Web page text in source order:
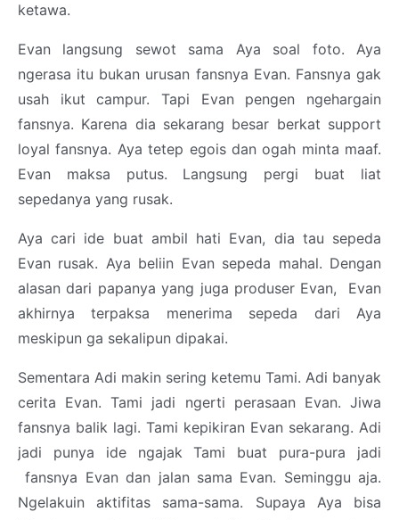
ketawa.
Evan langsung sewot sama Aya soal foto. Aya
ngerasa itu bukan urusan fansnya Evan. Fansnya gak
usah ikut campur. Tapi Evan pengen ngehargain
fansnya. Karena dia sekarang besar berkat support
loyal fansnya. Aya tetep egois dan ogah minta maaf.
Evan maksa putus. Langsung pergi buat liat
sepedanya yang rusak.
Aya cari ide buat ambil hati Evan, dia tau sepeda
Evan rusak. Aya beliin Evan sepeda mahal. Dengan
alasan dari papanya yang juga produser Evan, Evan
akhirnya terpaksa menerima sepeda dari Aya
meskipun ga sekalipun dipakai.
Sementara Adi makin sering ketemu Tami. Adi banyak
cerita Evan. Tami jadi ngerti perasaan Evan. Jiwa
fansnya balik lagi. Tami kepikiran Evan sekarang. Adi
jadi punya ide ngajak Tami buat pura-pura jadi
fansnya Evan dan jalan sama Evan. Seminggu aja.
Ngelakuin aktifitas sama-sama. Supaya Aya bisa